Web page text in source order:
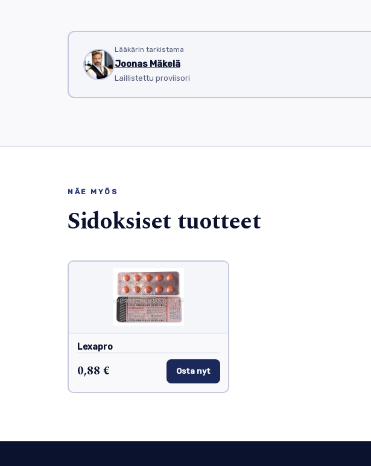
Lääkärin tarkistama
Joonas Mäkelä
Laillistettu proviisori
NÄE MYÖS
Sidoksiset tuotteet
Lexapro
0,88 € Osta nyt